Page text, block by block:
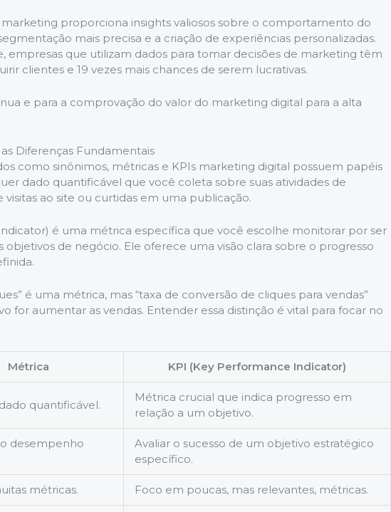
marketing proporciona insights valiosos sobre o comportamento do
mais precisa e a criação de experiências personalizadas.
empresas que utilizam dados para tomar decisões de marketing têm
clientes e 19 vezes mais chances de serem lucrativas.
e para a comprovação do valor do marketing digital para a alta
Diferenças Fundamentais
como sinônimos, métricas e KPIs marketing digital possuem papéis
dado quantificável que você coleta sobre suas atividades de
ao site ou curtidas em uma publicação.
é uma métrica específica que você escolhe monitorar por ser
objetivos de negócio. Ele oferece uma visão clara sobre o progresso
é uma métrica, mas “taxa de conversão de cliques para vendas”
for aumentar as vendas. Entender essa distinção é vital para focar no
Métrica KPI (Key Performance Indicator)
quantificável.
Métrica crucial que indica progresso em
relação a um objetivo.
desempenho
Avaliar o sucesso de um objetivo estratégico
específico.
métricas. Foco em poucas, mas relevantes, métricas.